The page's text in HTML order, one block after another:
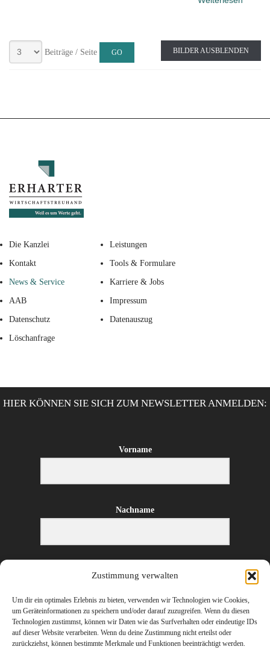
Zustimmung verwalten
Um dir ein optimales Erlebnis zu bieten, verwenden wir Technologien wie Cookies,
um Geräteinformationen zu speichern und/oder darauf zuzugreifen. Wenn du diesen
Technologien zustimmst, können wir Daten wie das Surfverhalten oder eindeutige IDs
auf dieser Website verarbeiten. Wenn du deine Zustimmung nicht erteilst oder
zurückziehst, können bestimmte Merkmale und Funktionen beeinträchtigt werden.
Beiträge / Seite BILDER AUSBLENDEN
Die Kanzlei Leistungen
Kontakt Tools & Formulare
News & Service Karriere & Jobs
AAB Impressum
Datenschutz Datenauszug
Löschanfrage
HIER KÖNNEN SIE SICH ZUM NEWSLETTER ANMELDEN:
Vorname
Nachname
E-Mail-Adresse
ANMELDEN